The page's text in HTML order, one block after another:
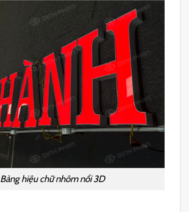
Bảng hiệu chữ nhôm nổi 3D